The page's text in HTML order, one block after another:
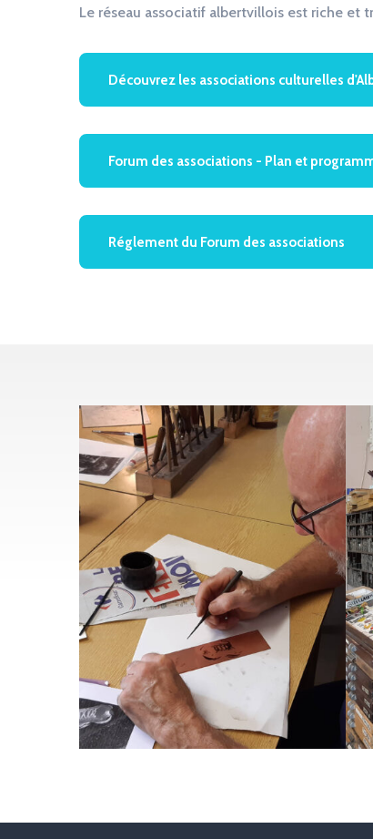
Le réseau associatif albertvillois est riche et
Découvrez les associations culturelles
Forum des associations - Plan et
Réglement du Forum des associations